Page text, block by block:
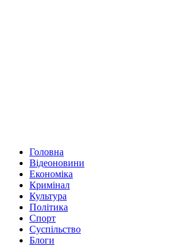
Головна
Відеоновини
Економіка
Кримінал
Культура
Політика
Спорт
Суспільство
Блоги